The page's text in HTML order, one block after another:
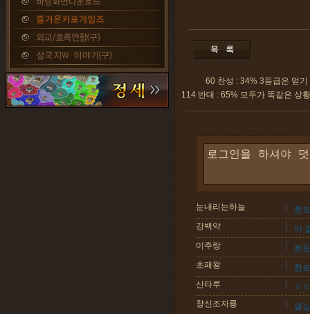
60 찬성 : 34% 3등급은 얻
114 반대 : 65% 모두가 똑같은 상
눈내리는하늘
한표
강백약
이
미주랑
한표
초패왕
한표
산타루
ㅇㅇ
창신조자룡
열